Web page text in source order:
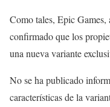
Como tales, Epic Games,
confirmado que los
una nueva variante
No se ha publicado
características de la